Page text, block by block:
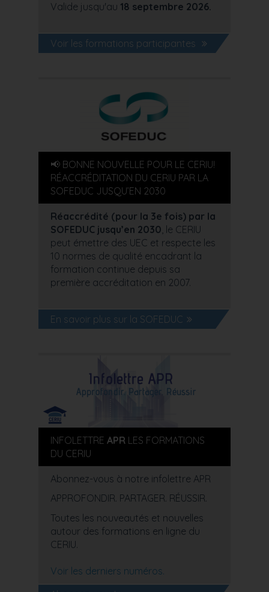
Valide jusqu'au 18 septembre 2026.
Voir les formations participantes
📢 BONNE NOUVELLE POUR LE CERIU!
RÉACCRÉDITATION DU CERIU PAR LA
SOFEDUC JUSQU’EN 2030
Réaccrédité (pour la 3e fois) par la
SOFEDUC jusqu’en 2030 , le CERIU
peut émettre des UEC et respecte les
10 normes de qualité encadrant la
formation continue depuis sa
première accréditation en 2007.
En savoir plus sur la SOFEDUC
INFOLETTRE APR LES FORMATIONS
DU CERIU
Abonnez-vous à notre infolettre APR
APPROFONDIR. PARTAGER. RÉUSSIR.
Toutes les nouveautés et nouvelles
autour des formations en ligne du
CERIU.
Voir les derniers numéros.